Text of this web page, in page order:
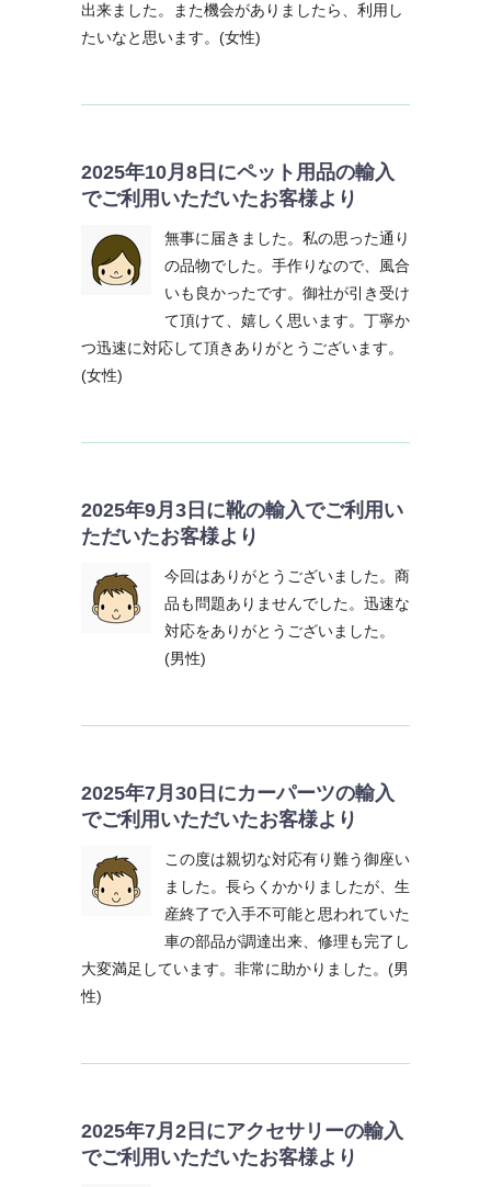
出来ました。また機会がありましたら、利用し
たいなと思います。(女性)
2025年10月8日にペット用品の輸入
でご利用いただいたお客様より
無事に届きました。私の思った通り
の品物でした。手作りなので、風合
いも良かったです。御社が引き受け
て頂けて、嬉しく思います。丁寧か
つ迅速に対応して頂きありがとうございます。
(女性)
2025年9月3日に靴の輸入でご利用い
ただいたお客様より
今回はありがとうございました。商
品も問題ありませんでした。迅速な
対応をありがとうございました。
(男性)
2025年7月30日にカーパーツの輸入
でご利用いただいたお客様より
この度は親切な対応有り難う御座い
ました。長らくかかりましたが、生
産終了で入手不可能と思われていた
車の部品が調達出来、修理も完了し
大変満足しています。非常に助かりました。(男
性)
2025年7月2日にアクセサリーの輸入
でご利用いただいたお客様より